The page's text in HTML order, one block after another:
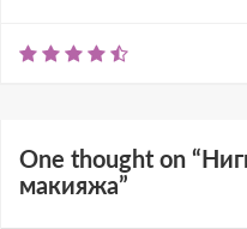
One thought on “
макияжа”